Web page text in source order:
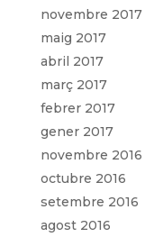
novembre 2017
maig 2017
abril 2017
març 2017
febrer 2017
gener 2017
novembre 2016
octubre 2016
setembre 2016
agost 2016